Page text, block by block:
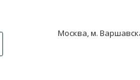
Москва, м.